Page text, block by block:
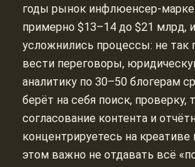
годы рынок
примерно $13–14 до $21 млрд,
усложнились процессы: не так
вести переговоры,
аналитику по 30–50 блогерам
берёт на себя поиск, проверку,
согласование контента и
концентрируетесь на креативе
этом важно не отдавать всё